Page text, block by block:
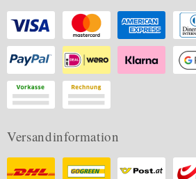
Versandinformation